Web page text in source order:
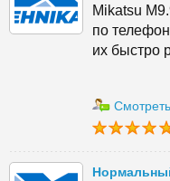
Mikatsu
по
их быстро